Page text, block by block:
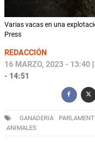
Varias vacas en una
Press
REDACCIÓN
16 MARZO, 2023 - 13:40
- 14:51
GANADERIA
ANIMALES